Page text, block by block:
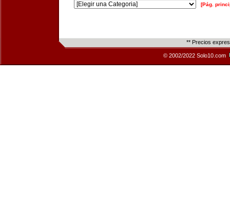
[Pág.
** Precios
© 2002/2022 Solo10.com